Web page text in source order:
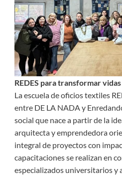
REDES para transformar vidas
La escuela de oficios textiles
entre DE LA NADA y
social que nace a partir de la
arquitecta y emprendedora
integral de proyectos con
capacitaciones se realizan en
especializados universitarios y